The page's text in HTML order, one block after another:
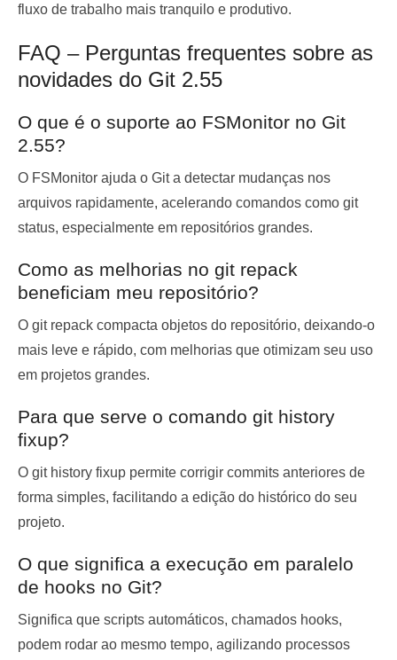
fluxo de trabalho mais tranquilo e produtivo.
FAQ – Perguntas frequentes sobre as
novidades do Git 2.55
O que é o suporte ao FSMonitor no Git
2.55?
O FSMonitor ajuda o Git a detectar mudanças nos
arquivos rapidamente, acelerando comandos como git
status, especialmente em repositórios grandes.
Como as melhorias no git repack
beneficiam meu repositório?
O git repack compacta objetos do repositório, deixando-o
mais leve e rápido, com melhorias que otimizam seu uso
em projetos grandes.
Para que serve o comando git history
fixup?
O git history fixup permite corrigir commits anteriores de
forma simples, facilitando a edição do histórico do seu
projeto.
O que significa a execução em paralelo
de hooks no Git?
Significa que scripts automáticos, chamados hooks,
podem rodar ao mesmo tempo, agilizando processos